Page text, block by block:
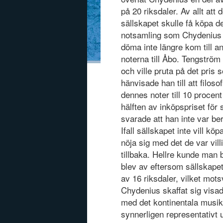
på 20 riksdaler. Av allt att
sällskapet skulle få köpa
notsamling som
döma inte längre kom till
noterna till Åbo.
och ville pruta på det pris
hänvisade han till att
dennes noter till 10
hälften av inköpspriset för
svarade att han inte var
Ifall sällskapet inte vill
nöja sig med det de var
tillbaka. Hellre kunde man
blev av eftersom
av 16 riksdaler, vilket
Chydenius skaffat sig
med det kontinentala
synnerligen representativt